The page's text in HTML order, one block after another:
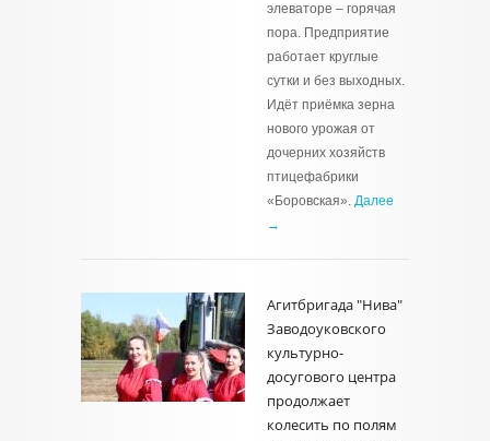
элеваторе – горячая
пора. Предприятие
работает круглые
сутки и без выходных.
Идёт приёмка зерна
нового урожая от
дочерних хозяйств
птицефабрики
«Боровская». Далее
→
Агитбригада "Нива"
Заводоуковского
культурно-
досугового центра
продолжает
колесить по полям